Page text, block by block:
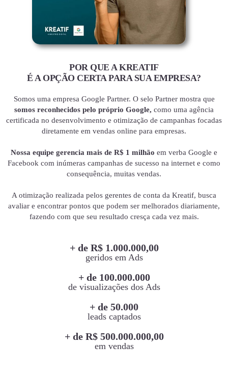
POR QUE A KREATIF
É A OPÇÃO CERTA PARA SUA EMPRESA?
Somos uma empresa Google Partner. O selo Partner mostra que
somos reconhecidos pelo próprio Google, como uma agência
certificada no desenvolvimento e otimização de campanhas focadas
diretamente em vendas online para empresas.
Nossa equipe gerencia mais de R$ 1 milhão em verba Google e
Facebook com inúmeras campanhas de sucesso na internet e como
consequência, muitas vendas.
A otimização realizada pelos gerentes de conta da Kreatif, busca
avaliar e encontrar pontos que podem ser melhorados diariamente,
fazendo com que seu resultado cresça cada vez mais.
+ de R$ 1.000.000,00
geridos em Ads
+ de 100.000.000
de visualizações dos Ads
+ de 50.000
leads captados
+ de R$ 500.000.000,00
em vendas